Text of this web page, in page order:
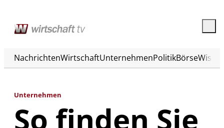
NachrichtenWirtschaftUnternehmenPolitikBörse
Unternehmen
So finden Sie